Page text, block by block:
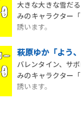
大きな大きな雪だ
みのキャラクター
誘います。
萩原ゆか「よう
バレンタイン、サ
みのキャラクター
誘います。